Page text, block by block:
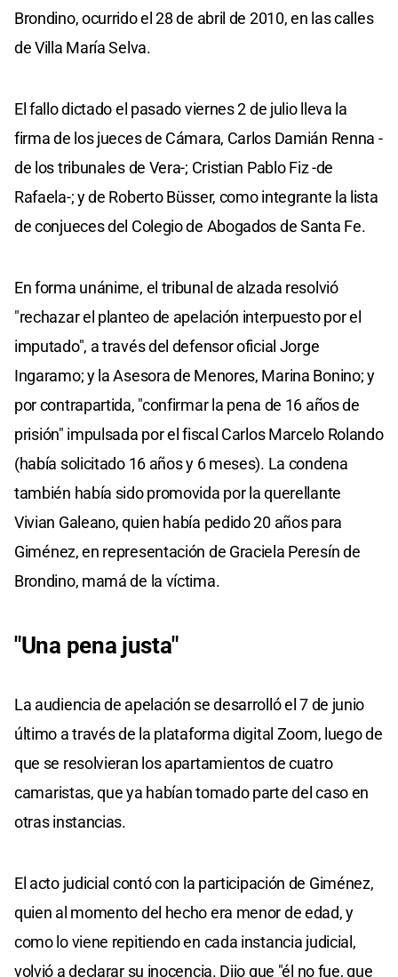
Brondino, ocurrido el 28 de abril de 2010, en las calles
de Villa María Selva.
El fallo dictado el pasado viernes 2 de julio lleva la
firma de los jueces de Cámara, Carlos Damián Renna -
de los tribunales de Vera-; Cristian Pablo Fiz -de
Rafaela-; y de Roberto Büsser, como integrante la lista
de conjueces del Colegio de Abogados de Santa Fe.
En forma unánime, el tribunal de alzada resolvió
"rechazar el planteo de apelación interpuesto por el
imputado", a través del defensor oficial Jorge
Ingaramo; y la Asesora de Menores, Marina Bonino; y
por contrapartida, "confirmar la pena de 16 años de
prisión" impulsada por el fiscal Carlos Marcelo Rolando
(había solicitado 16 años y 6 meses). La condena
también había sido promovida por la querellante
Vivian Galeano, quien había pedido 20 años para
Giménez, en representación de Graciela Peresín de
Brondino, mamá de la víctima.
"Una pena justa"
La audiencia de apelación se desarrolló el 7 de junio
último a través de la plataforma digital Zoom, luego de
que se resolvieran los apartamientos de cuatro
camaristas, que ya habían tomado parte del caso en
otras instancias.
El acto judicial contó con la participación de Giménez,
quien al momento del hecho era menor de edad, y
como lo viene repitiendo en cada instancia judicial,
volvió a declarar su inocencia. Dijo que "él no fue, que